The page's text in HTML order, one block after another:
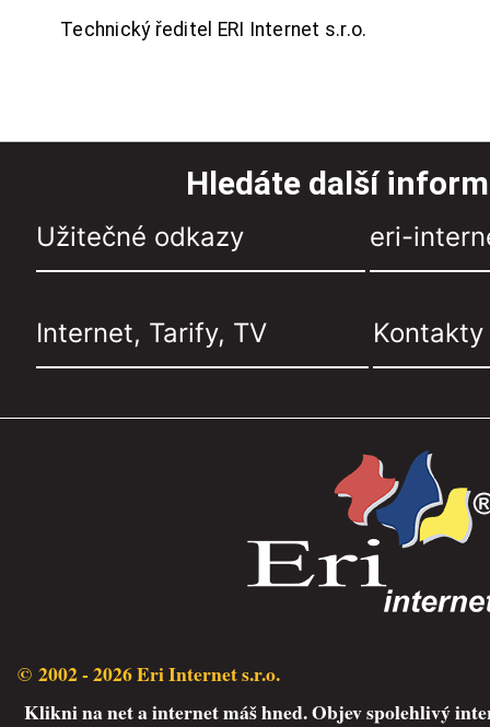
Technický ředitel ERI Internet s.r.o.
Hledáte další
Užitečné odkazy eri-
Internet, Tarify, TV Kontakty
© 2002 - 2026 Eri Internet s.r.o.
Klikni na net a internet máš hned. Objev spolehlivý